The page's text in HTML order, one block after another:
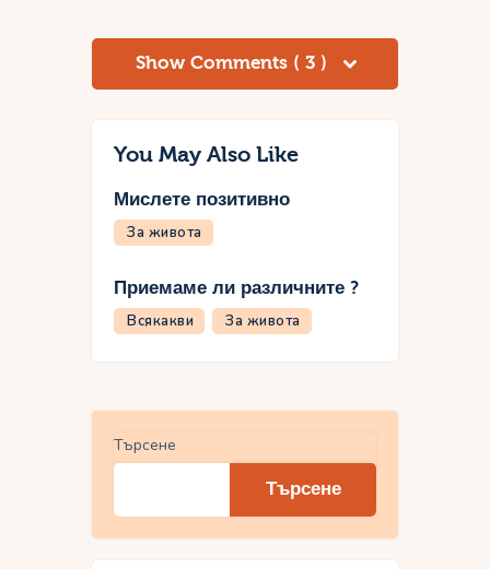
Show Comments ( 3 )
You May Also Like
Мислете позитивно
За живота
Приемаме ли различните ?
Всякакви За живота
Търсене
Търсене